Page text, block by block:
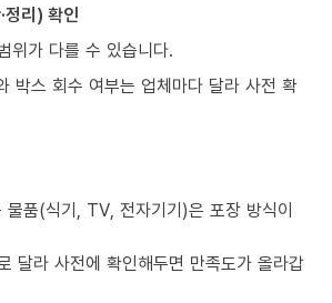
정리) 확인
위가 다를 수 있습니다.
박스 회수 여부는 업체마다 달라 사전 확
물품(식기, TV, 전자기기)은 포장 방식이
달라 사전에 확인해두면 만족도가 올라갑